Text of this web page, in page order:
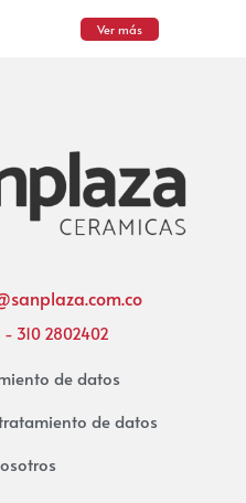
Ver más
- 310 2802402
de datos
de datos